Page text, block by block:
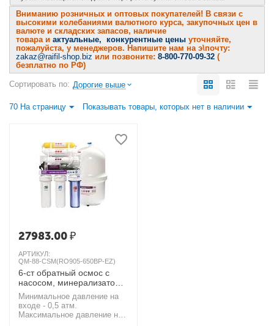
Вниманию розничных и оптовых покупателей! В связи с
высокими колебаниями валютного курса, закупочных цен в
валюте и складских запасов, наличие
товара и актуальные, конкурентные цены уточняйте,
пожалуйста, у менеджеров. Напишите нам на э\почту:
zakaz@raifil-shop.biz или позвоните: 8-800-770-09-32 (
безплатно по РФ)
Сортировать по: Дорогие выше
70 На страницу Показывать товары, которых нет в наличии
27983.00₽
АРТИКУЛ:
QM-88-CSM(RO905-650BP-EZ)
6-ст обратный осмос с
насосом, минерализатор,
мембрана CSM 60 гал
Минимальное давление на
входе - 0,5 атм.
Максимальное давление на